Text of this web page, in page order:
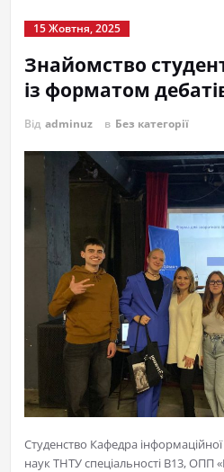
15 Жовтня, 2025
Знайомство
із форматом
Від adminuz в Без категорії
Студенство Кафедра інформаційної
наук ТНТУ спеціальності В13, ОПП